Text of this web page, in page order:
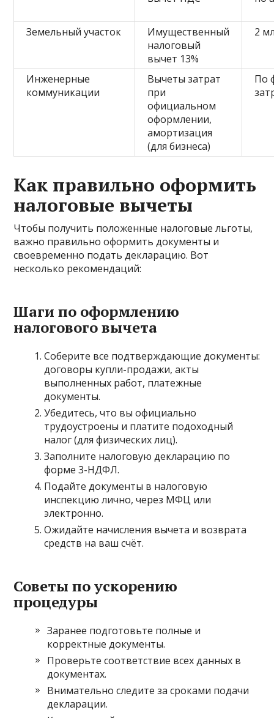
Земельный участок
Имущественный
налоговый
вычет 13%
2
Инженерные
коммуникации
Вычеты затрат
при
официальном
оформлении,
амортизация
(для бизнеса)
По
Как правильно оформить
налоговые вычеты
Чтобы получить положенные налоговые льготы,
важно правильно оформить документы и
своевременно подать декларацию. Вот
несколько рекомендаций:
Шаги по оформлению
налогового вычета
Соберите все подтверждающие документы:
договоры купли-продажи, акты
выполненных работ, платежные
документы.
Убедитесь, что вы официально
трудоустроены и платите подоходный
налог (для физических лиц).
Заполните налоговую декларацию по
форме 3-НДФЛ.
Подайте документы в налоговую
инспекцию лично, через МФЦ или
электронно.
Ожидайте начисления вычета и возврата
средств на ваш счёт.
Советы по ускорению
процедуры
Заранее подготовьте полные и
корректные документы.
Проверьте соответствие всех данных в
документах.
Внимательно следите за сроками подачи
декларации.